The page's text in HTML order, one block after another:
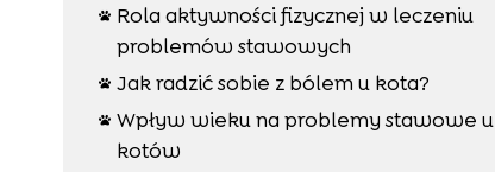

Rola aktywności fizycznej w leczeniu
problemów stawowych
 Jak radzić sobie z bólem u kota?
 Wpływ wieku na problemy stawowe u
kotów